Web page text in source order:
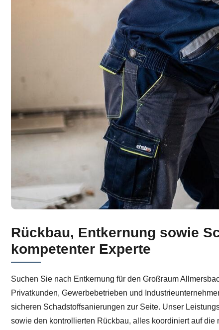
Überzeugen Sie sich von Entkernung in Allmersbach
Rückbau, Entkernung sowie
kompetenter Experte
Suchen Sie nach Entkernung für den Großraum
Privatkunden, Gewerbebetrieben und
sicheren Schadstoffsanierungen zur Seite. Unser
sowie den kontrollierten Rückbau, alles koordiniert auf